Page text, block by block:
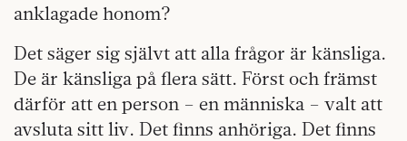
anklagade honom?
Det säger sig självt att alla frågor är känsliga.
De är känsliga på flera sätt. Först och främst
därför att en person – en människa – valt att
avsluta sitt liv. Det finns anhöriga. Det finns